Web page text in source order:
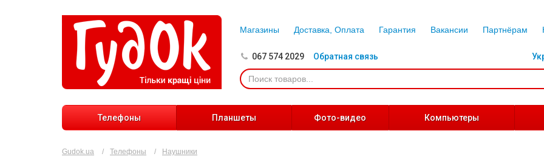
Магазины Доставка, Оплата Гарантия Вакансии Партнёрам
067 574 2029 Обратная связь
Телефоны Планшеты Фото-видео Компьютеры
Gudok.ua Телефоны Наушники